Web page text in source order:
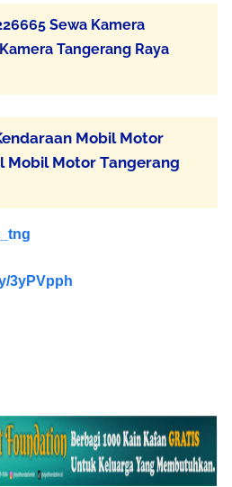
Sewa Kamera
Tangerang Raya
Mobil Motor
Mobil Motor Tangerang
3yPVpph